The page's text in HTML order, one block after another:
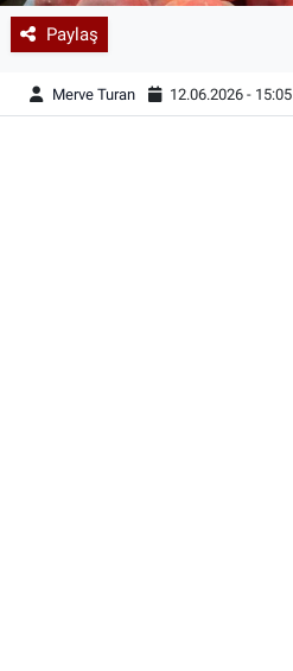
Paylaş
Merve Turan 12.06.2026 - 15:05